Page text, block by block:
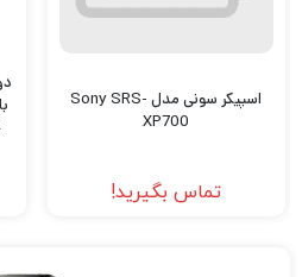
اسپیکر سونی مدل Sony SRS-
XP700
تماس بگیرید!